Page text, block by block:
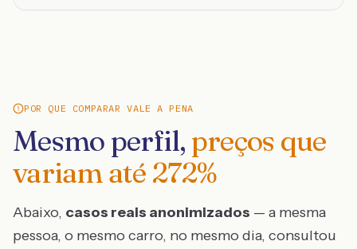
POR QUE COMPARAR VALE A PENA
Mesmo perfil, preços que
variam até 272%
Abaixo, casos reais anonimizados — a mesma
pessoa, o mesmo carro, no mesmo dia, consultou